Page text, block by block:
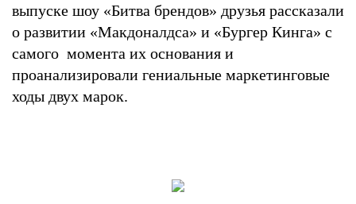
выпуске шоу «Битва брендов» друзья рассказали
о развитии «Макдоналдса» и «Бургер Кинга» с
самого момента их основания и
проанализировали гениальные маркетинговые
ходы двух марок.